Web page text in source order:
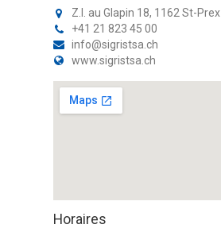
Z.I. au Glapin 18, 1162 St-Prex
+41 21 823 45 00
info@sigristsa.ch
www.sigristsa.ch
Horaires